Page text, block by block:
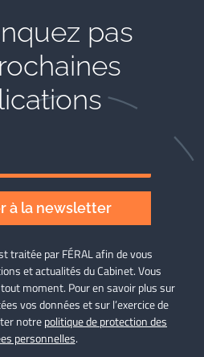
pas
à la newsletter
traitée par FÉRAL afin de vous
et actualités du Cabinet. Vous
moment. Pour en savoir plus sur
vos données et sur l’exercice de
notrepolitique de protection des
personnelles.